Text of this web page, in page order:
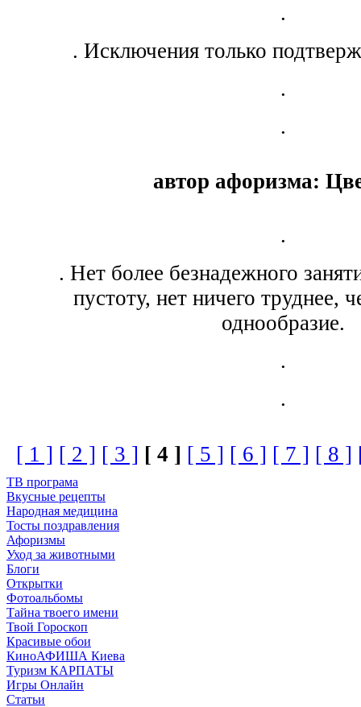
.
. Исключения только
.
.
автор афоризма:
.
. Нет более безнадежного
пустоту, нет ничего труднее,
однообразие.
.
.
[ 1 ] [ 2 ] [ 3 ] [ 4 ] [ 5 ] [ 6 ] [ 7 ] [ 8 ]
ТВ програма
Вкусные рецепты
Народная медицина
Тосты поздравления
Афоризмы
Уход за животными
Блоги
Открытки
Фотоальбомы
Тайна твоего имени
Твой Гороскоп
Красивые обои
КиноАФИША Киева
Туризм КАРПАТЫ
Игры Онлайн
Статьи